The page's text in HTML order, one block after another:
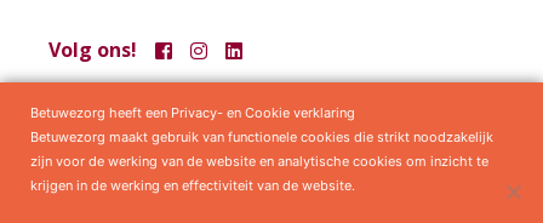
Volg ons!
Samenwerkingen Privacy statement Algemene voorwaarden
Betuwezorg heeft een Privacy- en Cookie verklaring
Betuwezorg maakt gebruik van functionele cookies die strikt noodzakelijk
zijn voor de werking van de website en analytische cookies om inzicht te
krijgen in de werking en effectiviteit van de website.